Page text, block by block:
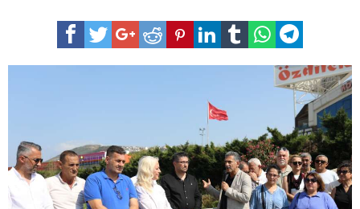
Temizlik
Seferberliği